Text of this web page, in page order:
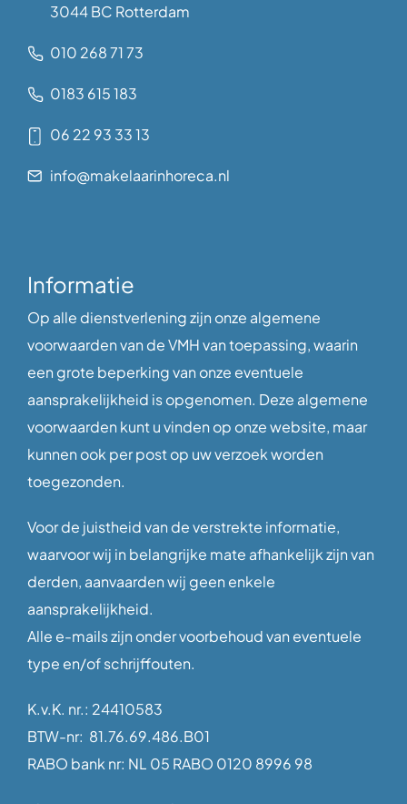
3044 BC Rotterdam
010 268 71 73
0183 615 183
06 22 93 33 13
info@makelaarinhoreca.nl
Informatie
Op alle dienstverlening zijn onze algemene
voorwaarden van de VMH van toepassing, waarin
een grote beperking van onze eventuele
aansprakelijkheid is opgenomen. Deze algemene
voorwaarden kunt u vinden op onze website, maar
kunnen ook per post op uw verzoek worden
toegezonden.
Voor de juistheid van de verstrekte informatie,
waarvoor wij in belangrijke mate afhankelijk zijn van
derden, aanvaarden wij geen enkele
aansprakelijkheid.
Alle e-mails zijn onder voorbehoud van eventuele
type en/of schrijffouten.
K.v.K. nr.: 24410583
BTW-nr: 81.76.69.486.B01
RABO bank nr: NL 05 RABO 0120 8996 98